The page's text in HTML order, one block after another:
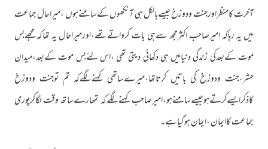
آخرت کامنظراورجنت ودوزخ جیسےبالکل ہی آنکھوں کےسامنےہوں ،میراحال جماعت
میں یہ رہاکہ امیرصاحب اکثرمجھ سےہی بات کرواتےتھے،اورمیراحال یہ تھاکہ مجھےبس
موت کےبعدکی زندگی دنیامیں ہی دکھائی دیتی تھی ،اس لئےبس موت کےبعد،میدان
حشر،جنت ودوزخ کی باتیں کرتاتھا،میرےساتھی کہنےلگےکہ تم توجنت ودوزخ
کاذکرایسےکرتےہوجیسےسامنےہو،امیرصاحب کہنےلگےکہ تمھارےساتھ وقت لگاکرپوری
جماعت کاایمان ،ایمان ہوگیاہے۔